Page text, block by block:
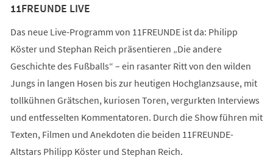
11FREUNDE LIVE
Das neue Live-Programm von 11FREUNDE ist da: Philipp
Köster und Stephan Reich präsentieren „Die andere
Geschichte des Fußballs“ – ein rasanter Ritt von den wilden
Jungs in langen Hosen bis zur heutigen Hochglanzsause, mit
tollkühnen Grätschen, kuriosen Toren, vergurkten Interviews
und entfesselten Kommentatoren. Durch die Show führen mit
Texten, Filmen und Anekdoten die beiden 11FREUNDE-
Altstars Philipp Köster und Stephan Reich.